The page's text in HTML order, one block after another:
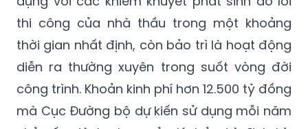
thời gian nhất định, còn bảo trì là hoạt động
diễn ra thường xuyên trong suốt vòng đời
công trình. Khoản kinh phí hơn 12.500 tỷ đồng
mà Cục Đường bộ dự kiến sử dụng mỗi năm
chủ yếu dành cho quản lý, bảo trì định kỳ,
sửa chữa hư hỏng trong quá trình khai thác,